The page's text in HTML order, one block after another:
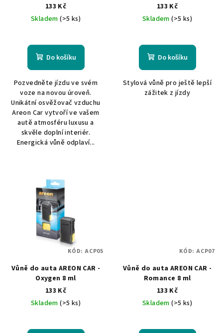
133 Kč
Skladem(>5 ks)
Do košíku
Pozvedněte jízdu ve svém
voze na novou úroveň.
Unikátní osvěžovač vzduchu
Areon Car vytvoří ve vašem
autě atmosféru luxusu a
skvěle doplní interiér.
Energická vůně odplaví...
133 Kč
Skladem(>5 ks)
Do košíku
Stylová vůně pro ještě lepší
zážitek z jízdy
Vůně do auta AREON CAR -
Oxygen 8 ml
133 Kč
Skladem(>5 ks)
KÓD: ACP05
Vůně do auta AREON CAR -
Romance 8 ml
133 Kč
Skladem(>5 ks)
KÓD: ACP07